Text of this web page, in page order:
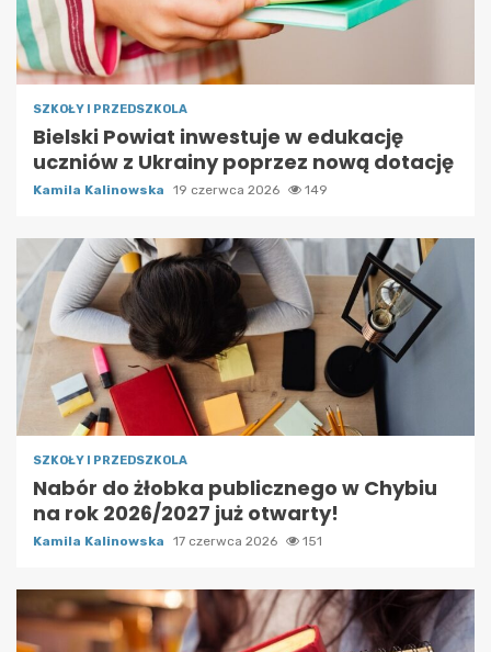
SZKOŁY I PRZEDSZKOLA
Bielski Powiat inwestuje w edukację
uczniów z Ukrainy poprzez nową dotację
Kamila Kalinowska 19 czerwca 2026 149
SZKOŁY I PRZEDSZKOLA
Nabór do żłobka publicznego w Chybiu
na rok 2026/2027 już otwarty!
Kamila Kalinowska 17 czerwca 2026 151